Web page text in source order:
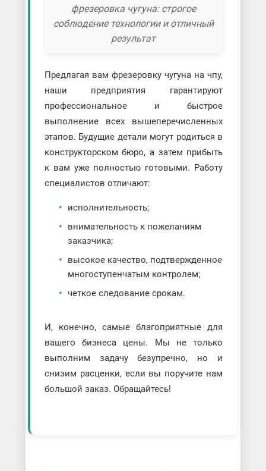
фрезеровка чугуна: строгое
соблюдение технологии и отличный
результат
Предлагая вам фрезеровку чугуна на чпу,
наши предприятия гарантируют
профессиональное и быстрое
выполнение всех вышеперечисленных
этапов. Будущие детали могут родиться в
конструкторском бюро, а затем прибыть
к вам уже полностью готовыми. Работу
специалистов отличают:
исполнительность;
внимательность к пожеланиям
заказчика;
высокое качество, подтвержденное
многоступенчатым контролем;
четкое следование срокам.
И, конечно, самые благоприятные для
вашего бизнеса цены. Мы не только
выполним задачу безупречно, но и
снизим расценки, если вы поручите нам
большой заказ. Обращайтесь!